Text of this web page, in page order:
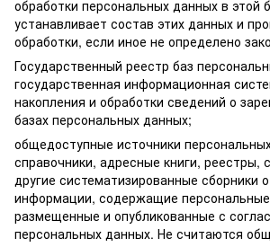
обработки персональных данных в этой
устанавливает состав этих данных и
обработки, если иное не определено
Государственный реестр баз
государственная информационная
накопления и обработки сведений о
базах персональных данных;
общедоступные источники
справочники, адресные книги, реестры,
другие систематизированные сборники
информации, содержащие
размещенные и опубликованные с
персональных данных. Не считаются